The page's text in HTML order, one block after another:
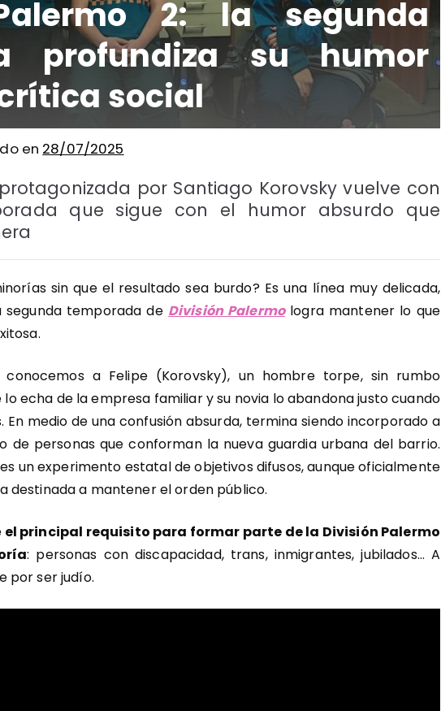
2: la segunda
profundiza su humor
social
en 28/07/2025
por Santiago Korovsky vuelve con
que sigue con el humor absurdo que
sin que el resultado sea burdo? Es una línea muy delicada,
temporada de División Palermologra mantener lo que
a Felipe (Korovsky), un hombre torpe, sin rumbo
echa de la empresa familiar y su novia lo abandona justo cuando
medio de una confusión absurda, termina siendo incorporado a
de personas que conforman la nueva guardia urbana del barrio.
un experimento estatal de objetivos difusos, aunque oficialmente
destinada a mantener el orden público.
el principal requisito para formar parte de la División Palermo
: personas con discapacidad, trans, inmigrantes, jubilados… A
por ser judío.